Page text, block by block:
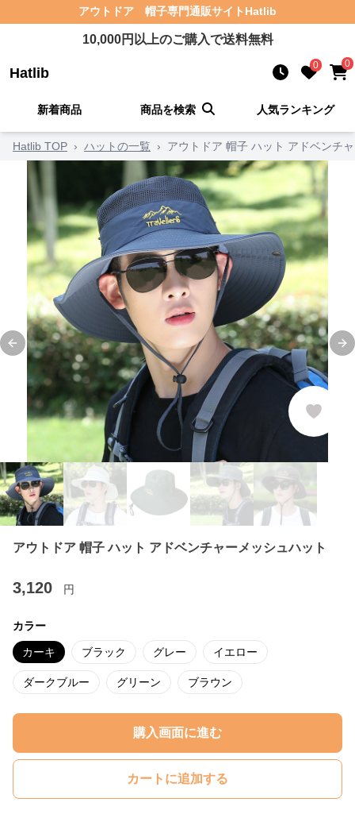
アウトドア 帽子専門通販サイト Hatlib
10,000円以上のご購入で送料無料
Hatlib 0 0
新着商品 商品を検索 人気ランキング
Hatlib TOP › ハットの一覧 › アウトドア 帽子 ハット アドベンチ
Previous slide
アウトドア 帽子 ハット アドベンチャーメッシュハット
3,120 円
カラー
カーキ ブラック グレー イエロー
ダークブルー グリーン ブラウン
購入画面に進む
カートに追加する